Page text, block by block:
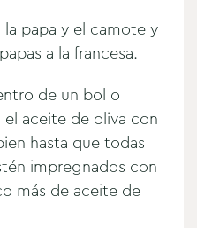
papa y el camote y
a la francesa.
de un bol o
el aceite de oliva con
hasta que todas
impregnados con
más de aceite de